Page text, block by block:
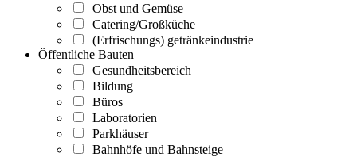
Obst und Gemüse
Catering/Großküche
(Erfrischungs) getränkeindustrie
Öffentliche Bauten
Gesundheitsbereich
Bildung
Büros
Laboratorien
Parkhäuser
Bahnhöfe und Bahnsteige